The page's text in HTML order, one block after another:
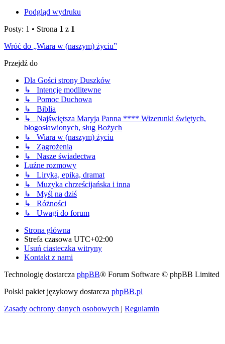
Podgląd wydruku
Posty: 1 • Strona 1 z 1
Wróć do „Wiara w (naszym) życiu”
Przejdź do
Dla Gości strony Duszków
↳ Intencje modlitewne
↳ Pomoc Duchowa
↳ Biblia
↳ Najświętsza Maryja Panna **** Wizerunki świętych,
błogosławionych, sług Bożych
↳ Wiara w (naszym) życiu
↳ Zagrożenia
↳ Nasze świadectwa
Luźne rozmowy
↳ Liryka, epika, dramat
↳ Muzyka chrześcijańska i inna
↳ Myśl na dziś
↳ Różności
↳ Uwagi do forum
Strona główna
Strefa czasowa UTC+02:00
Usuń ciasteczka witryny
Kontakt z nami
Technologię dostarcza phpBB® Forum Software © phpBB Limited
Polski pakiet językowy dostarcza phpBB.pl
Zasady ochrony danych osobowych | Regulamin